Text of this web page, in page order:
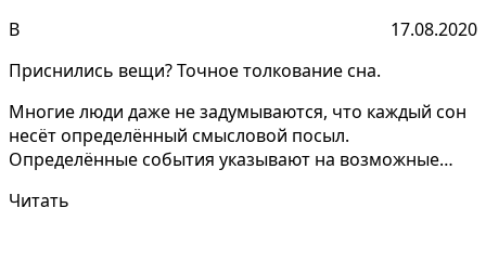
В
17.08.2020
Приснились вещи? Точное толкование сна.
Многие люди даже не задумываются, что каждый сон
несёт определённый смысловой посыл.
Определённые события указывают на возможные
Читать